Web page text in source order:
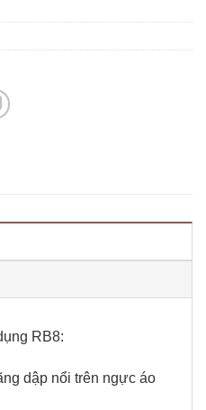
RB8:
dập nổi trên ngực áo